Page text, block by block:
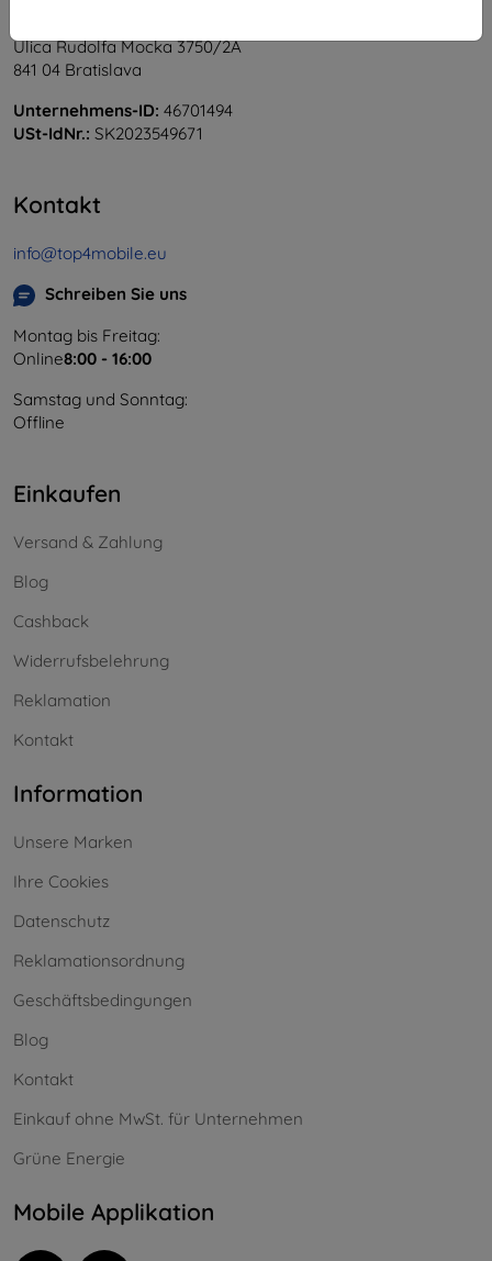
Ulica Rudolfa Mocka 3750/2A
841 04 Bratislava
Unternehmens-ID: 46701494
USt-IdNr.: SK2023549671
Kontakt
info@top4mobile.eu
Schreiben Sie uns
Montag bis Freitag:
Online8:00 - 16:00
Samstag und Sonntag:
Offline
Einkaufen
Versand & Zahlung
Blog
Cashback
Widerrufsbelehrung
Reklamation
Kontakt
Information
Unsere Marken
Ihre Cookies
Datenschutz
Reklamationsordnung
Geschäftsbedingungen
Blog
Kontakt
Einkauf ohne MwSt. für Unternehmen
Grüne Energie
Mobile Applikation